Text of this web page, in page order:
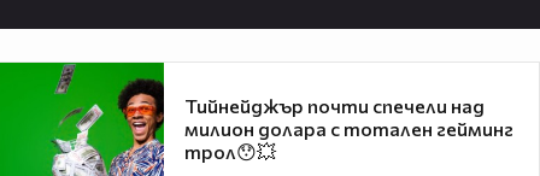
Тийнейджър почти спечели над
милион долара с тотален гейминг
трол😯💥